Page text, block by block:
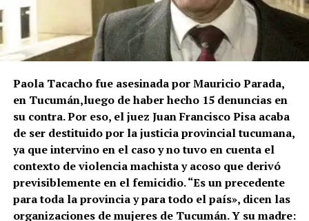
Paola Tacacho fue asesinada por Mauricio Parada,
en Tucumán,luego de haber hecho 15 denuncias en
su contra. Por eso, el juez Juan Francisco Pisa acaba
de ser destituido por la justicia provincial tucumana,
ya que intervino en el caso y no tuvo en cuenta el
contexto de violencia machista y acoso que derivó
previsiblemente en el femicidio. “Es un precedente
para toda la provincia y para todo el país», dicen las
organizaciones de mujeres de Tucumán. Y su madre: